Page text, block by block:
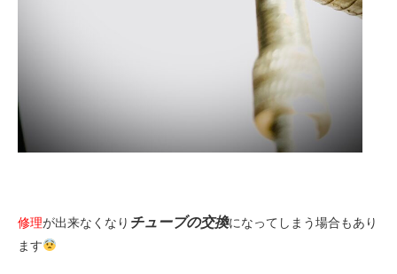
修理が出来なくなり チューブの交換になってしまう場合もあり
ます